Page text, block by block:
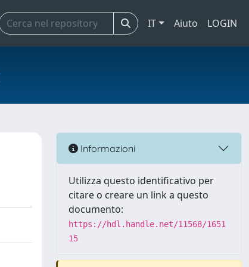
IT Aiuto LOGIN
Informazioni
Utilizza questo identificativo per
citare o creare un link a questo
documento:
https://hdl.handle.net/11568/1651
15